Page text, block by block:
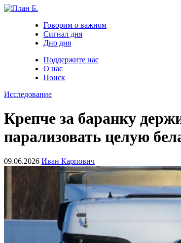
Говорим о важном
Сигнал дня
Дно дня
Поддержите нас
О нас
Поиск
Исследование
Крепче за баранку
парализовать целую
09.06.2026 Иван Карпович